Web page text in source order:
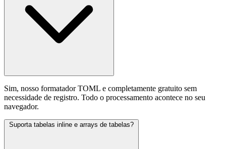
Sim, nosso formatador TOML e completamente gratuito sem
necessidade de registro. Todo o processamento acontece no seu
navegador.
Suporta tabelas inline e arrays de tabelas?